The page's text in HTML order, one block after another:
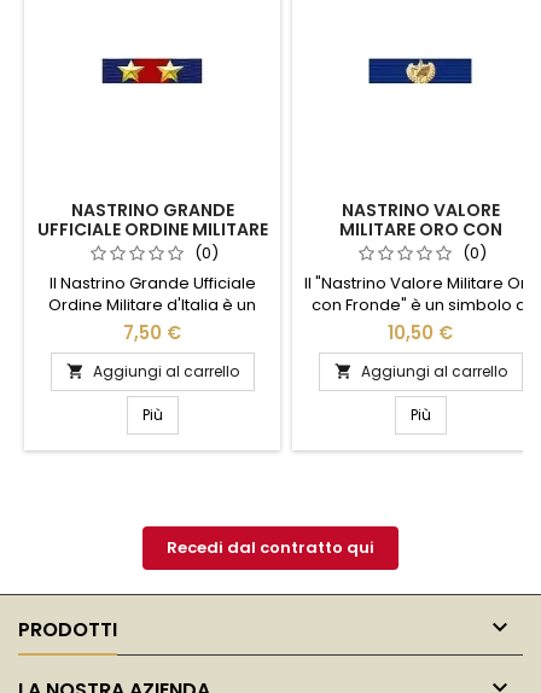
NASTRINO GRANDE
UFFICIALE ORDINE MILITARE
D'ITALIA (0)
Il Nastrino Grande Ufficiale
Ordine Militare d'Italia è un
simbolo di prestigio e onore,
riservato a chi ha dimostrato
eccezionale valore e
dedizione al servizio militare.
Realizzato con materiali di
alta qualità, questo nastrino
rappresenta un
design elegante e distintivo
lo rende perfetto per...
7,50 €
 Aggiungi al carrello
Più
NASTRINO VALORE
MILITARE ORO CON
FRONDE (0)
Il "Nastrino Valore Militare Oro
con Fronde" è un simbolo di
coraggio e dedizione,
riservato a chi ha dimostrato
straordinario valore in
situazioni critiche. Realizzato
con materiali di alta qualità,
questo nastrino presenta un
elegante design dorato
solennità. Perfetto per essere
indossato con...
10,50 €
 Aggiungi al carrello
Più
Recedi dal contratto qui
PRODOTTI 